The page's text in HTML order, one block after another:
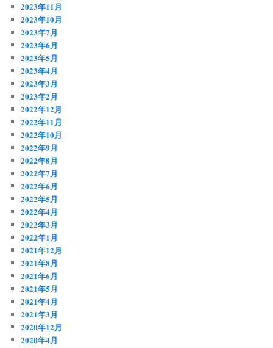
2023年11月
2023年10月
2023年7月
2023年6月
2023年5月
2023年4月
2023年3月
2023年2月
2022年12月
2022年11月
2022年10月
2022年9月
2022年8月
2022年7月
2022年6月
2022年5月
2022年4月
2022年3月
2022年1月
2021年12月
2021年8月
2021年6月
2021年5月
2021年4月
2021年3月
2020年12月
2020年4月